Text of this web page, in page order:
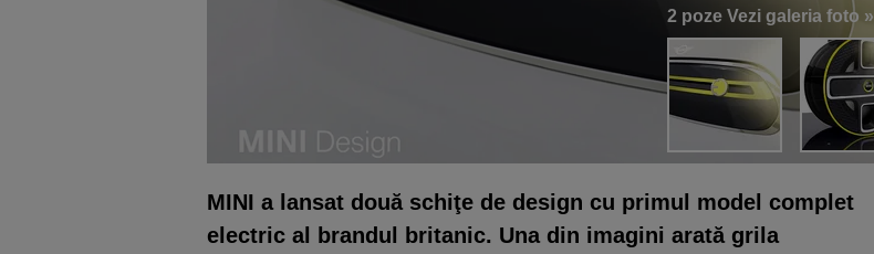
2 poze Vezi galeria foto »
MINI a lansat două schiţe de design cu primul model complet
electric al brandul britanic. Una din imagini arată grila